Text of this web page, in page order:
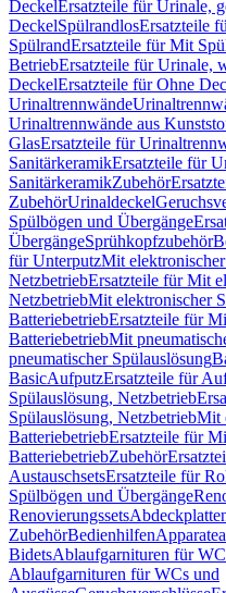
DeckelErsatzteile für Urinale,
DeckelSpülrandlosErsatzteile
SpülrandErsatzteile für Mit
BetriebErsatzteile für Urinale,
DeckelErsatzteile für Ohne
Urinaltrennwände
Urinaltrennwände aus
GlasErsatzteile für
SanitärkeramikErsatzteile für
SanitärkeramikZubehör
ZubehörUrinaldeckel
Spülbögen und Übergänge
ÜbergängeSprühkopfzubehör
für UnterputzMit
NetzbetriebErsatzteile für Mit
NetzbetriebMit elektronischer
BatteriebetriebErsatzteile für
BatteriebetriebMit
pneumatischer Spülauslösung
BasicAufputzErsatzteile für
Spülauslösung, Netzbetrieb
Spülauslösung, NetzbetriebMit
BatteriebetriebErsatzteile für
BatteriebetriebZubehör
AustauschsetsErsatzteile für
Spülbögen und Übergänge
Renovierungssets
ZubehörBedienhilfen
BidetsAblaufgarnituren für
Ablaufgarnituren für WCs und